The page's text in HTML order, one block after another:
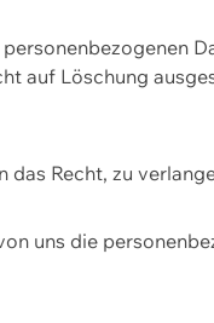
auf Löschung
Recht, zu
uns die